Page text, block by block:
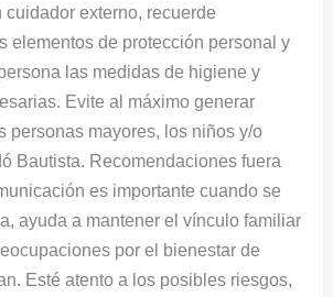
cuidador externo, recuerde
elementos de protección personal y
las medidas de higiene y
Evite al máximo generar
personas mayores, los niños y/o
Bautista. Recomendaciones fuera
es importante cuando se
ayuda a mantener el vínculo familiar
por el bienestar de
Esté atento a los posibles riesgos,